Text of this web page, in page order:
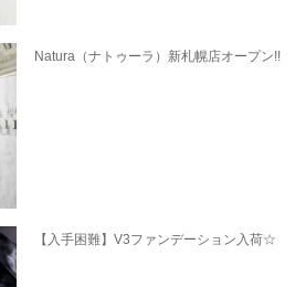
Natura（ナトゥーラ）新札幌店オープン!!
【入手困難】V3ファンデーション入荷☆